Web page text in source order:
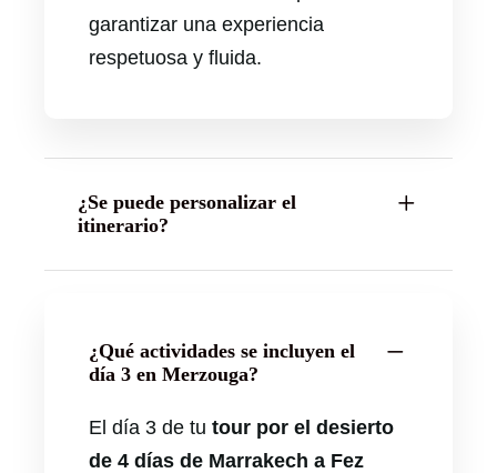
garantizar una experiencia
respetuosa y fluida.
¿Se puede personalizar el
itinerario?
¿Qué actividades se incluyen el
día 3 en Merzouga?
El día 3 de tu tour por el desierto
de 4 días de Marrakech a Fez